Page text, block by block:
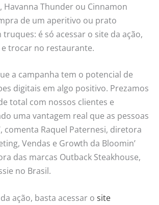
Havanna Thunder ou Cinnamon
de um aperitivo ou prato
truques: é só acessar o site da ação,
trocar no restaurante.
a campanha tem o potencial de
digitais em algo positivo. Prezamos
total com nossos clientes e
uma vantagem real que as pessoas
comenta Raquel Paternesi, diretora
Vendas e Growth da Bloomin’
das marcas Outback Steakhouse,
no Brasil.
ação, basta acessar o site